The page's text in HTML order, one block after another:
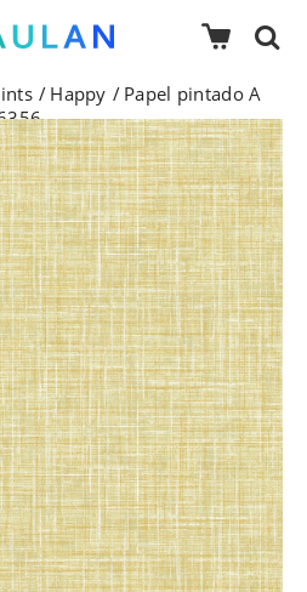
/ Happy / Papel pintado A